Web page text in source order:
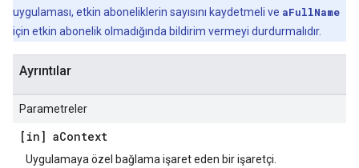
uygulaması, etkin aboneliklerin sayısını kaydetmeli ve aFullName
için etkin abonelik olmadığında bildirim vermeyi durdurmalıdır.
Ayrıntılar
Parametreler
[in] aContext
Uygulamaya özel bağlama işaret eden bir işaretçi.